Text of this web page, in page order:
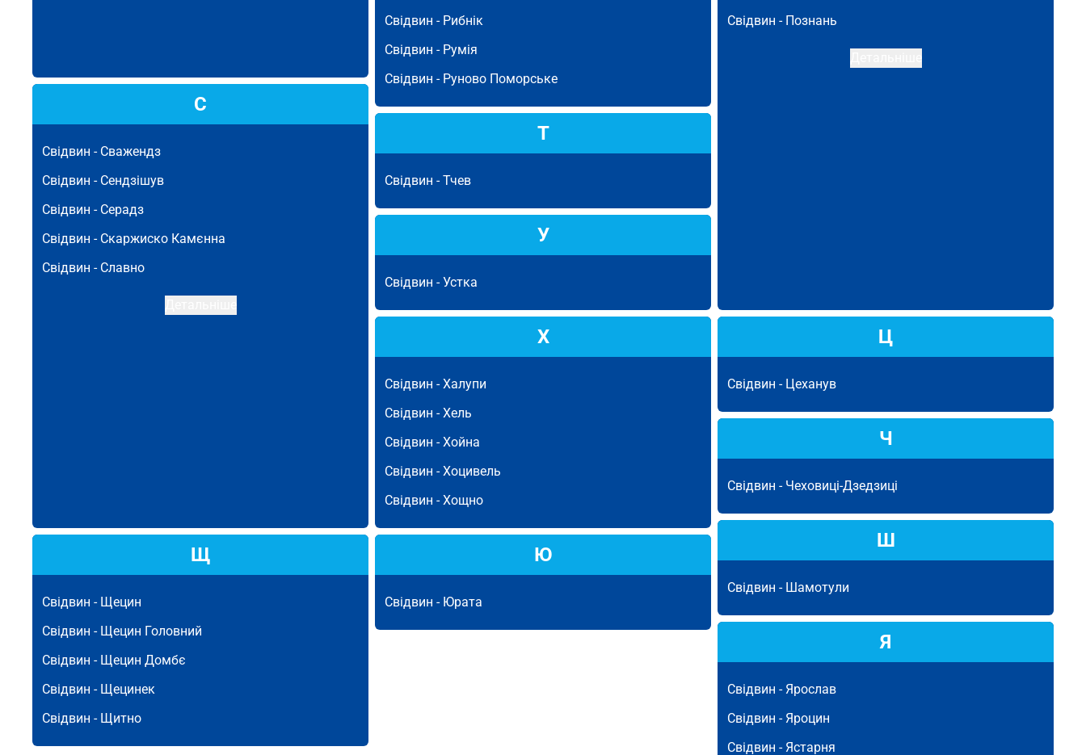
Свідвин - Познань
Свідвин - Рибнік
Свідвин - Румія
Свідвин - Руново Поморське
С
Свідвин - Сважендз
Свідвин - Сендзішув
Свідвин - Серадз
Свідвин - Скаржиско Камєнна
Свідвин - Славно
Т
Свідвин -Тчев
У
Свідвин -Устка
Х
Свідвин -Халупи
Свідвин -Хель
Свідвин -Хойна
Свідвин -Хоцивель
Свідвин -Хощно
Ц
Свідвин - Цеханув
Ч
Свідвин - Чеховиці-Дзедзиці
Ш
Свідвин - Шамотули
Щ
Свідвин - Щецин
Свідвин - Щецин Головний
Свідвин - Щецин Домбє
Свідвин - Щецинек
Свідвин - Щитно
Ю
Свідвин - Юрата
Я
Свідвин - Ярослав
Свідвин - Яроцин
Свідвин - Ястарня